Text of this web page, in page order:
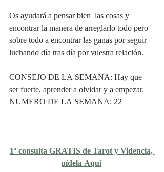
Os ayudará a pensar bien  las cosas y
encontrar la manera de arreglarlo todo pero
sobre todo a encontrar las ganas por seguir
luchando día tras día por vuestra relación.
CONSEJO DE LA SEMANA: Hay que
ser fuerte, aprender a olvidar y a empezar.
NUMERO DE LA SEMANA: 22
1ª consulta GRATIS de Tarot y Videncia,
pídela Aquí